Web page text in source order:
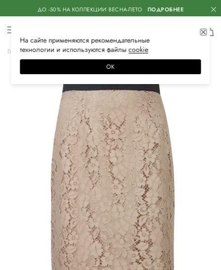
ДО -50% НА КОЛЛЕКЦИИ ВЕСНА-ЛЕТО ПОДРОБНЕЕ
Главная Женская Одежда Юбки Миди
На сайте применяются рекомендательные
технологии и используются файлысооkiе
ОК